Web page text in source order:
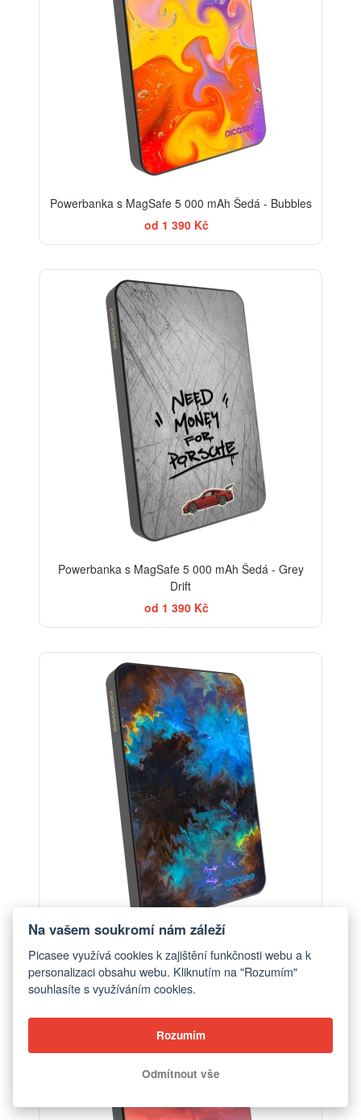
Powerbanka s MagSafe 5 000 mAh Šedá - Bubbles
od 1 390 Kč
Powerbanka s MagSafe 5 000 mAh Šedá - Grey
Drift
od 1 390 Kč
Powerbanka s MagSafe 5 000 mAh Šedá - Space
od 1 390 Kč
Na vašem soukromí nám záleží
Picasee využívá cookies k zajištění funkčnosti webu a k
personalizaci obsahu webu. Kliknutím na "Rozumím"
souhlasíte s využíváním cookies.
Rozumím
Odmítnout vše